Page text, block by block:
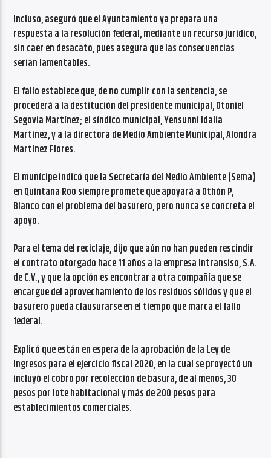
Incluso, aseguró que el Ayuntamiento ya prepara una
respuesta a la resolución federal, mediante un recurso jurídico,
sin caer en desacato, pues asegura que las consecuencias
serían lamentables.
El fallo establece que, de no cumplir con la sentencia, se
procederá a la destitución del presidente municipal, Otoniel
Segovia Martínez; el síndico municipal, Yensunni Idalia
Martínez, y a la directora de Medio Ambiente Municipal, Alondra
Martínez Flores.
El munícipe indicó que la Secretaría del Medio Ambiente (Sema)
en Quintana Roo siempre promete que apoyará a Othón P,
Blanco con el problema del basurero, pero nunca se concreta el
apoyo.
Para el tema del reciclaje, dijo que aún no han pueden rescindir
el contrato otorgado hace 11 años a la empresa Intransiso, S.A.
de C.V., y que la opción es encontrar a otra compañía que se
encargue del aprovechamiento de los residuos sólidos y que el
basurero pueda clausurarse en el tiempo que marca el fallo
federal.
Explicó que están en espera de la aprobación de la Ley de
Ingresos para el ejercicio fiscal 2020, en la cual se proyectó un
incluyó el cobro por recolección de basura, de al menos, 30
pesos por lote habitacional y más de 200 pesos para
establecimientos comerciales.